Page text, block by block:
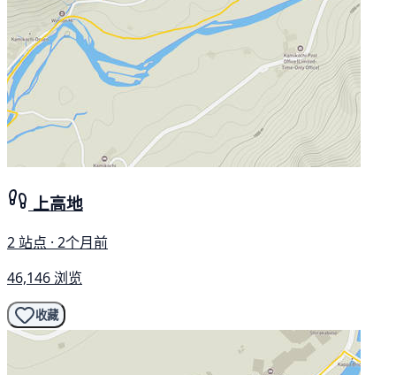
上高地
2 站点 · 2个月前
46,146 浏览
收藏